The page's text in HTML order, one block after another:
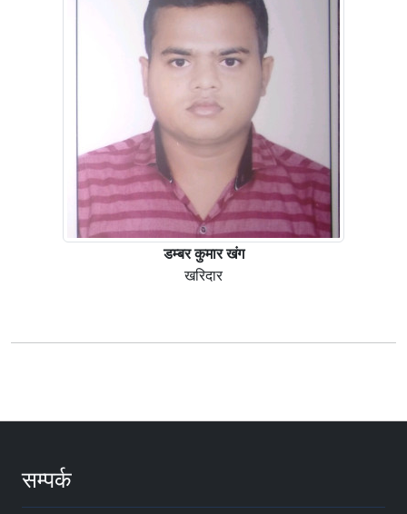
डम्बर कुमार खंग
खरिदार
सम्पर्क